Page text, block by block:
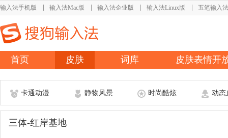
输入法手机版 输入法Mac版 输入法企业版 输入法Linux版 五笔输入法
首页 皮肤 词库 皮肤表情开
卡通动漫 静物风景 时尚酷炫 动态
三体-红岸基地